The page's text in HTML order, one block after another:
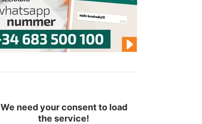
We need your consent to load
the service!